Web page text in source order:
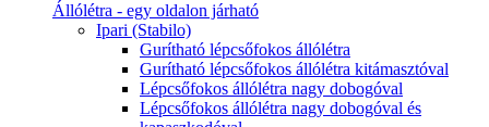
Állólétra - egy oldalon járható
Ipari (Stabilo)
Gurítható lépcsőfokos állólétra
Gurítható lépcsőfokos állólétra kitámasztóval
Lépcsőfokos állólétra nagy dobogóval
Lépcsőfokos állólétra nagy dobogóval és